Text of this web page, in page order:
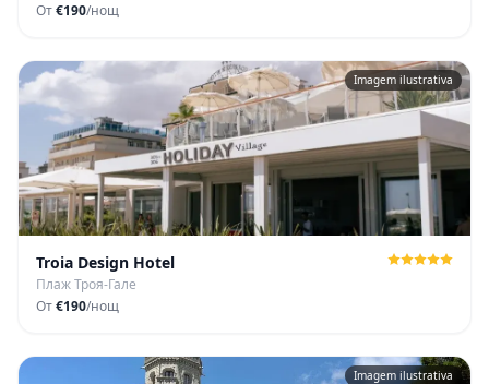
От€190/нощ
Imagem ilustrativa
Troia Design Hotel
Плаж Троя-Гале
От€190/нощ
Imagem ilustrativa